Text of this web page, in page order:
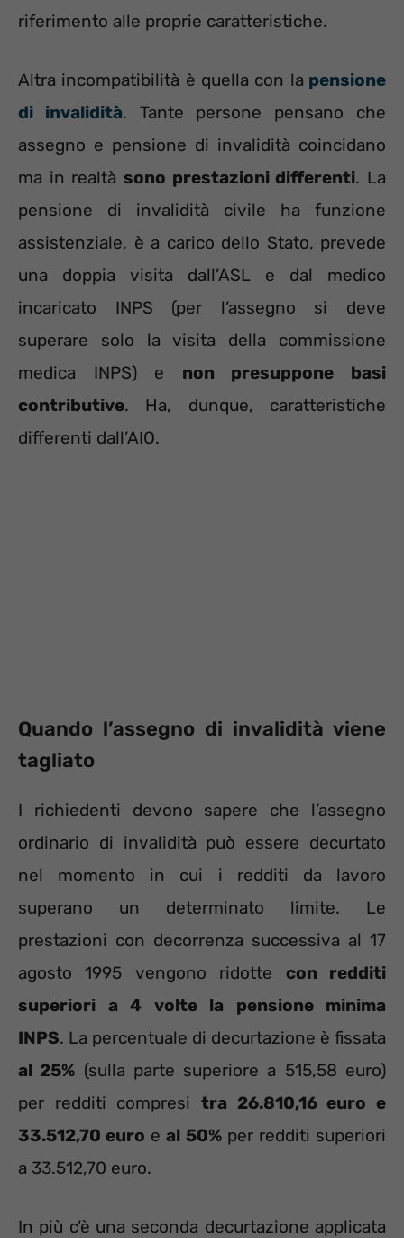
riferimento alle proprie caratteristiche.
Altra incompatibilità è quella con la pensione
di invalidità. Tante persone pensano che
assegno e pensione di invalidità coincidano
ma in realtà sono prestazioni differenti. La
pensione di invalidità civile ha funzione
assistenziale, è a carico dello Stato, prevede
una doppia visita dall’ASL e dal medico
incaricato INPS (per l’assegno si deve
superare solo la visita della commissione
medica INPS) e non presuppone basi
contributive. Ha, dunque, caratteristiche
differenti dall’AIO.
Quando l’assegno di invalidità viene
tagliato
I richiedenti devono sapere che l’assegno
ordinario di invalidità può essere decurtato
nel momento in cui i redditi da lavoro
superano un determinato limite. Le
prestazioni con decorrenza successiva al 17
agosto 1995 vengono ridotte con redditi
superiori a 4 volte la pensione minima
INPS. La percentuale di decurtazione è fissata
al 25% (sulla parte superiore a 515,58 euro)
per redditi compresi tra 26.810,16 euro e
33.512,70 euro eal 50%per redditi superiori
a 33.512,70 euro.
In più c’è una seconda decurtazione applicata